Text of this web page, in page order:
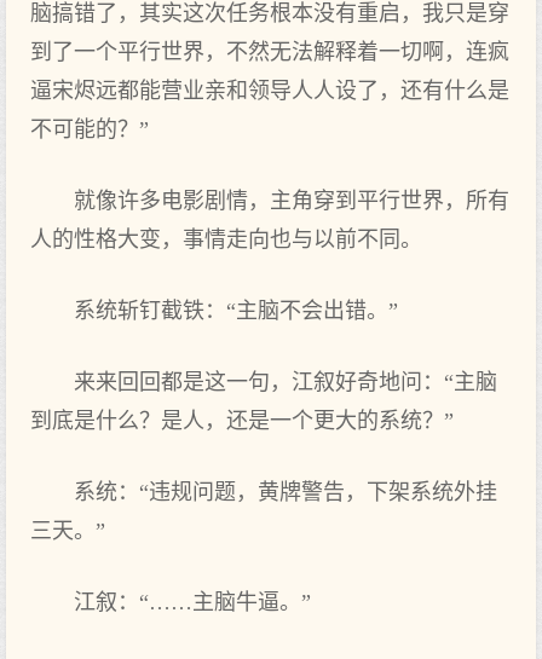
脑搞错了，其实这次任务根本没有重启，我只是穿
到了一个平行世界，不然无法解释着一切啊，连疯
逼宋烬远都能营业亲和领导人人设了，还有什么是
不可能的？”
就像许多电影剧情，主角穿到平行世界，所有
人的性格大变，事情走向也与以前不同。
系统斩钉截铁：“主脑不会出错。”
来来回回都是这一句，江叙好奇地问：“主脑
到底是什么？是人，还是一个更大的系统？”
系统：“违规问题，黄牌警告，下架系统外挂
三天。”
江叙：“……主脑牛逼。”